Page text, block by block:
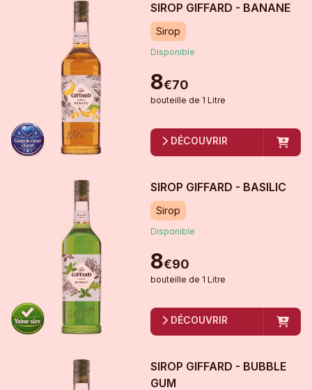
SIROP GIFFARD - BANANE
Sirop
Disponible
8€70
bouteille de 1 Litre
DÉCOUVRIR
SIROP GIFFARD - BASILIC
Sirop
Disponible
8€90
bouteille de 1 Litre
DÉCOUVRIR
SIROP GIFFARD - BUBBLE
GUM